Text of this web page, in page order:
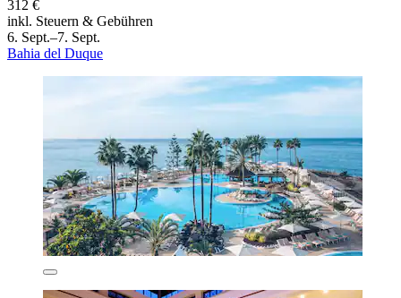
312 €
inkl. Steuern & Gebühren
6. Sept.–7. Sept.
Bahia del Duque